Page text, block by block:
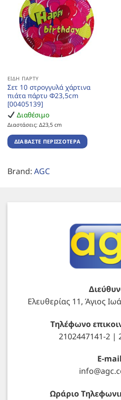
ΕΊΔΗ ΠΆΡΤΥ
Σετ 10 στρογγυλά χάρτινα
πιάτα πάρτυ Φ23,5cm
[00405139]
Διαθέσιμο
Διαστάσεις: Δ23,5 cm
ΔΙΑΒΆΣΤΕ ΠΕΡΙΣΣΌΤΕΡΑ
Brand: AGC
Ελευθερίας 11, Άγιος
Τηλέφωνο
2102447141-2 |
E-
Ωράριο